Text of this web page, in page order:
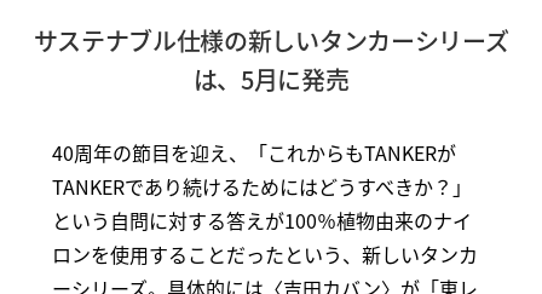
サステナブル仕様の新しいタンカーシリーズ
は、5月に発売
40周年の節目を迎え、「これからもTANKERが
TANKERであり続けるためにはどうすべきか？」
という自問に対する答えが100％植物由来のナイ
ロンを使用することだったという、新しいタンカ